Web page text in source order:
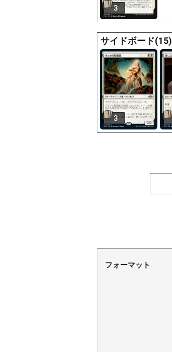
3
サイドボード(15)
3
フォーマット